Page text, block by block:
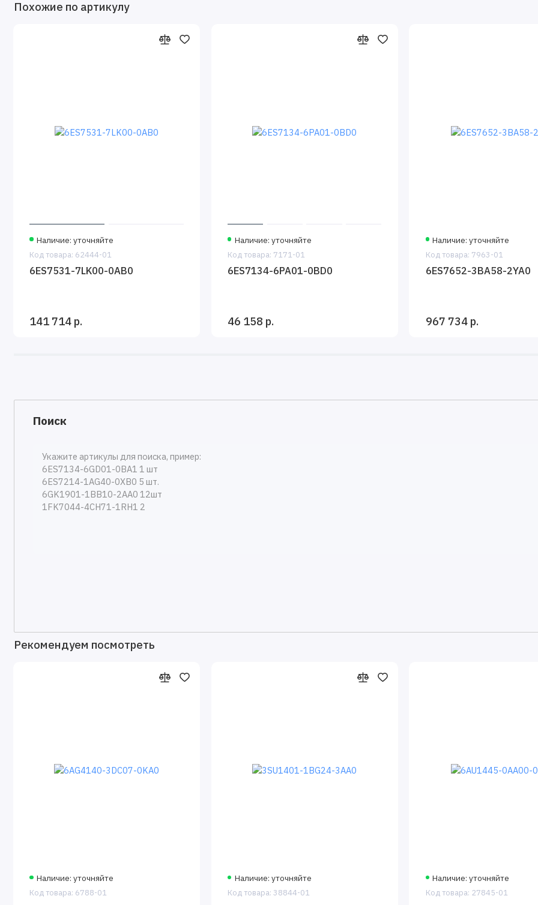
Похожие по артикулу
Наличие: уточняйте
Код товара: 62444-01
6ES7531-7LK00-0AB0
141 714 р.
Наличие: уточняйте
Код товара: 7171-01
6ES7134-6PA01-0BD0
46 158 р.
Наличие: уточняйте
Код товара: 7963-01
6ES7652-3BA58-2YA0
967 734 р.
Поиск
Рекомендуем посмотреть
Наличие: уточняйте
Код товара: 6788-01
Наличие: уточняйте
Код товара: 38844-01
Наличие: уточняйте
Код товара: 27845-01